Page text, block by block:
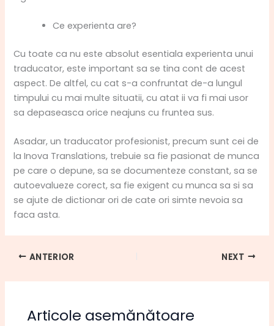
Ce experienta are?
Cu toate ca nu este absolut esentiala experienta unui
traducator, este important sa se tina cont de acest
aspect. De altfel, cu cat s-a confruntat de-a lungul
timpului cu mai multe situatii, cu atat ii va fi mai usor
sa depaseasca orice neajuns cu fruntea sus.
Asadar, un traducator profesionist, precum sunt cei de
la Inova Translations, trebuie sa fie pasionat de munca
pe care o depune, sa se documenteze constant, sa se
autoevalueze corect, sa fie exigent cu munca sa si sa
se ajute de dictionar ori de cate ori simte nevoia sa
faca asta.
ANTERIOR NEXT
Articole asemănătoare